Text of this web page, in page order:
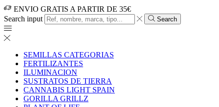
ENVIO GRATIS A PARTIR DE 35€
Search input
Search
SEMILLAS CATEGORIAS
FERTILIZANTES
ILUMINACION
SUSTRATOS DE TIERRA
CANNABIS LIGHT SPAIN
GORILLA GRILLZ